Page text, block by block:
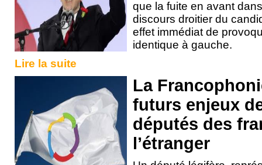
que la fuite en avant
discours droitier du
effet immédiat de
identique à gauche.
Lire la suite
La
futurs enjeux
députés des
l’étranger